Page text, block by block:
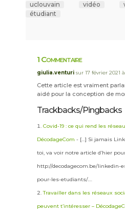
uclouvain
vidéo
étudiant
1 Commentaire
giulia.venturi sur 17 février 2021 à
Cette article est vraiment
aidé pour la conception de
Trackbacks/Pingbacks
Covid-19 : ce qui rend les
DécodageCom - […] Si jamais
toi, va voir notre article d’hier
http://decodagecom.be/linkedin-
pour-les-etudiants/.…
Travailler dans les réseaux
peuvent t’intéresser –